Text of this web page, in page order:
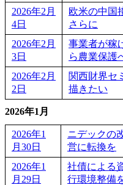
2026年2月
4日
欧米の中国
さらに
2026年2月
3日
事業者が稼
ら農業保護
2026年2月
2日
関西財界セ
描きたい
2026年1月
2026年1
月30日
ニデックの
営に転換を
2026年1
月29日
社債による
行環境整備